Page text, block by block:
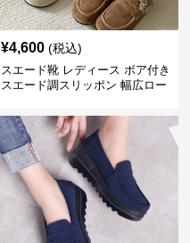
¥4,600 (税込)
スエード靴 レディース ボア付き
スエード調スリッポン 幅広ロー